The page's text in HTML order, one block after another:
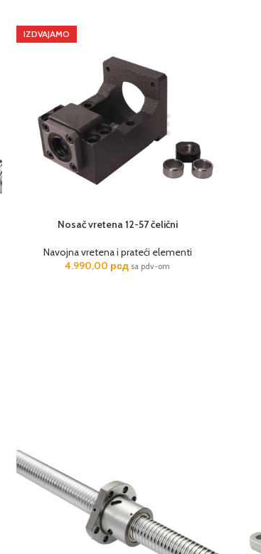
IZDVAJAMO
Nosač vretena 12-57 čelični
Navojna vretena i prateći elementi
4.990,00 рсд sa pdv-om